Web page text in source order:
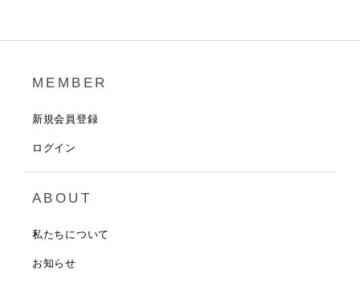
MEMBER
新規会員登録
ログイン
ABOUT
私たちについて
お知らせ